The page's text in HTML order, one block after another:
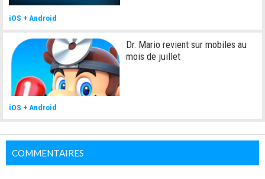
iOS +Android
Dr. Mario revient sur mobiles au
mois de juillet
iOS + Android
COMMENTAIRES